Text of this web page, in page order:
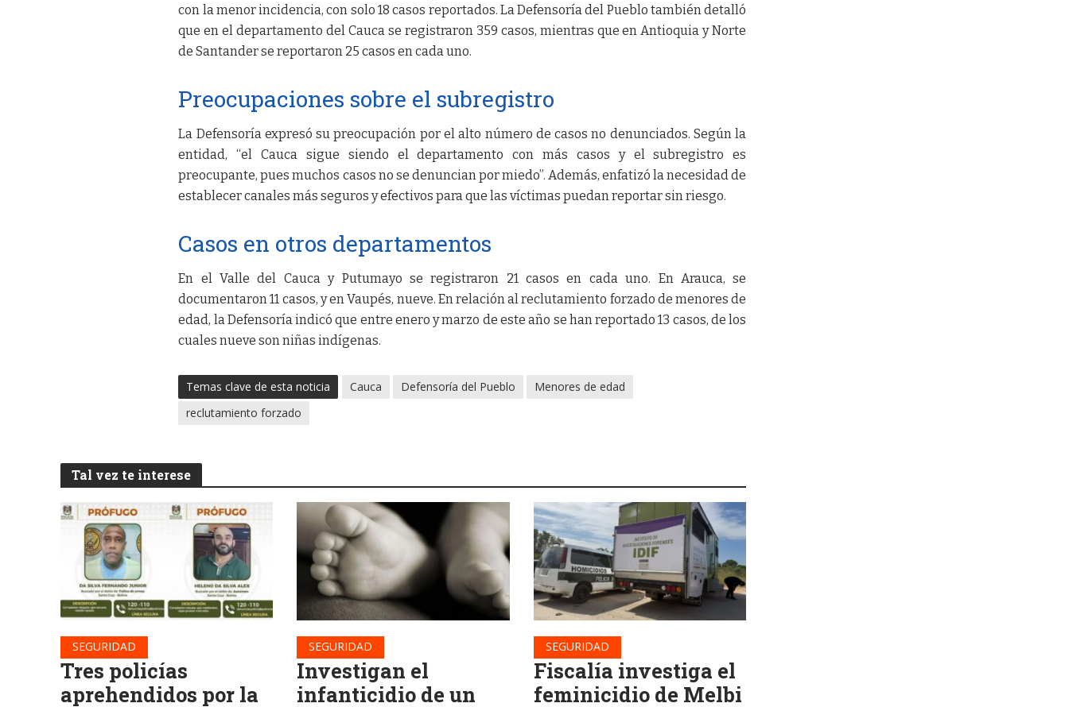
con la menor incidencia, con solo 18 casos reportados. La Defensoría del Pueblo también detalló
que en el departamento del Cauca se registraron 359 casos, mientras que en Antioquia y Norte
de Santander se reportaron 25 casos en cada uno.
Preocupaciones sobre el subregistro
La Defensoría expresó su preocupación por el alto número de casos no denunciados. Según la
entidad, “el Cauca sigue siendo el departamento con más casos y el subregistro es
preocupante, pues muchos casos no se denuncian por miedo”. Además, enfatizó la necesidad de
establecer canales más seguros y efectivos para que las víctimas puedan reportar sin riesgo.
Casos en otros departamentos
En el Valle del Cauca y Putumayo se registraron 21 casos en cada uno. En Arauca, se
documentaron 11 casos, y en Vaupés, nueve. En relación al reclutamiento forzado de menores de
edad, la Defensoría indicó que entre enero y marzo de este año se han reportado 13 casos, de los
cuales nueve son niñas indígenas.
Temas clave de esta noticia Cauca Defensoría del Pueblo
Menores de edad
reclutamiento forzado
Tal vez te interese
SEGURIDAD
Tres policías
aprehendidos por la
SEGURIDAD
Investigan el
infanticidio de un
SEGURIDAD
Fiscalía investiga el
feminicidio de Melbi